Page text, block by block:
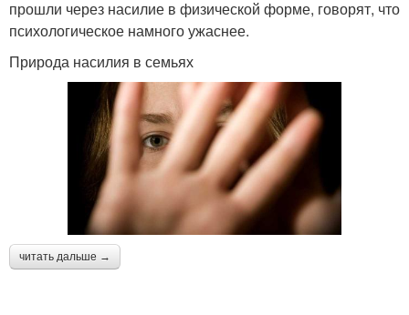
прошли через насилие в физической форме, говорят, что
психологическое намного ужаснее.
Природа насилия в семьях
читать дальше →